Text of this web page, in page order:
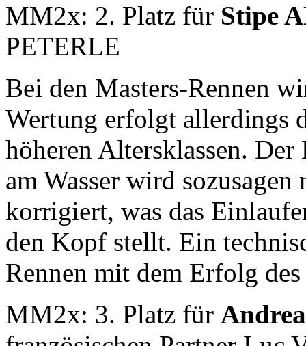
MM2x: 2. Platz für Stipe
PETERLE
Bei den Masters-Rennen
Wertung erfolgt allerdings
höheren Altersklassen.
am Wasser wird
korrigiert, was das
den Kopf stellt. Ein
Rennen mit dem Erfolg des
MM2x: 3. Platz für